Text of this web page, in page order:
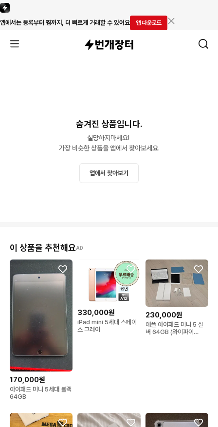
앱에서는 등록부터 찜까지, 더 빠르게 거래할 수 있어요 앱 다운로드
숨겨진 상품입니다.
실망하지마세요!
가장 비슷한 상품을 앱에서 찾아보세요.
앱에서 찾아보기
이 상품을 추천해요AD
170,000원
아이패드 미니 5세대 블랙
64GB
330,000원
iPad mini 5세대 스페이
스 그레이
230,000원
애플 아이패드 미니 5 실
버 64GB (와이파이